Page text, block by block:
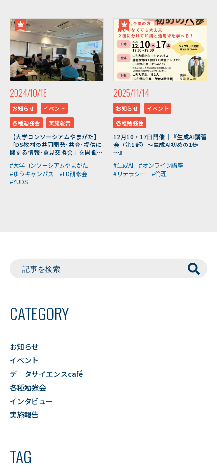
2024/10/18
お知らせ
イベント
各種勉強会
実施報告
【大学コンソーシアムやまがた】
「DS教材の共同開発･共育･提供に
関する情報･意見交換会」を開催し
#大学コンソーシアムやまがた
#ゆうキャンパス
#FD研修会
#YUDS
2025/11/14
お知らせ
イベント
各種勉強会
12月10・17日開催｜『生成AI講習
会（第1部）～生成AI初めの1歩
～』
#生成AI
#オンライン講座
#リテラシー
#倫理
CATEGORY
お知らせ
イベント
データサイエンスcafé
各種勉強会
インタビュー
実施報告
TAG